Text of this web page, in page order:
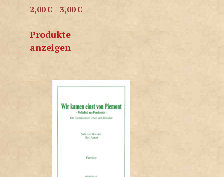
2,00€ – 3,00€
Produkte
anzeigen